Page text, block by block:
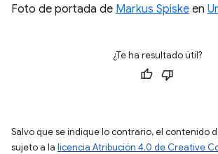
Foto de portada de Markus Spiske en
¿Te ha resultado útil?
Salvo que se indique lo contrario, el contenido
sujeto a la licencia Atribución 4.0 de Creative